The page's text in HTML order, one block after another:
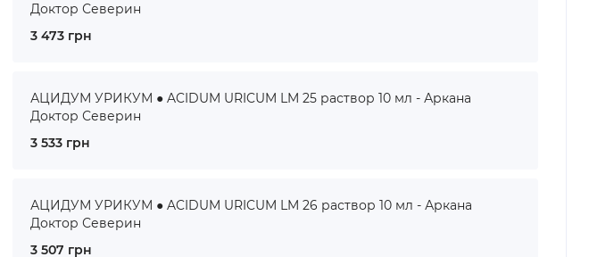
Доктор Северин
3 473 грн
АЦИДУМ УРИКУМ ● ACIDUM URICUM LM 25 раствор 10 мл - Аркана
Доктор Северин
3 533 грн
АЦИДУМ УРИКУМ ● ACIDUM URICUM LM 26 раствор 10 мл - Аркана
Доктор Северин
3 507 грн